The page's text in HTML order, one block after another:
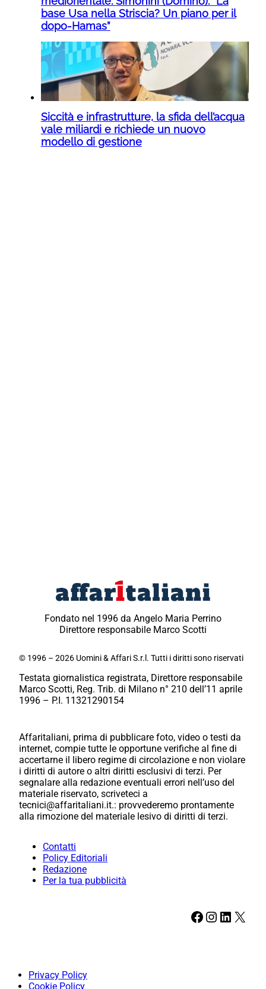
base Usa nella Striscia? Un piano per il
dopo-Hamas”
Siccità e infrastrutture, la sfida dell’acqua
vale miliardi e richiede un nuovo
modello di gestione
Fondato nel 1996 da Angelo Maria Perrino
Direttore responsabile Marco Scotti
© 1996 – 2026 Uomini & Affari S.r.l. Tutti i diritti sono riservati
Testata giornalistica registrata, Direttore responsabile
Marco Scotti, Reg. Trib. di Milano n° 210 dell’11 aprile
1996 – P.I. 11321290154
Affaritaliani, prima di pubblicare foto, video o testi da
internet, compie tutte le opportune verifiche al fine di
accertarne il libero regime di circolazione e non violare
i diritti di autore o altri diritti esclusivi di terzi. Per
segnalare alla redazione eventuali errori nell’uso del
materiale riservato, scriveteci a
tecnici@affaritaliani.it.: provvederemo prontamente
alla rimozione del materiale lesivo di diritti di terzi.
Contatti
Policy Editoriali
Redazione
Per la tua pubblicità
Facebook Instagram LinkedIn X
Privacy Policy
Cookie Policy